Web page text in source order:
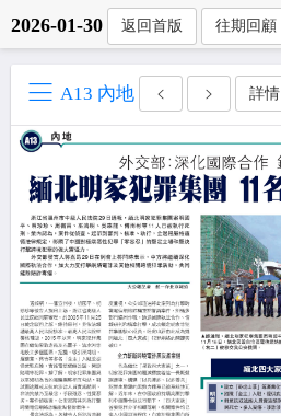
2026-01-30 返回首版 往期回顧
A13 內地 詳情